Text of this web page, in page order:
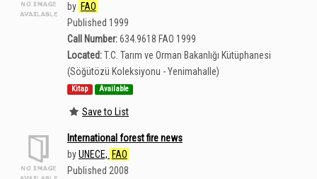
by FAO
Published 1999
Call Number:634.9618 FAO 1999
Located:T.C. Tarım ve Orman Bakanlığı Kütüphanesi
(Söğütözü Koleksiyonu - Yenimahalle)
Kitap Available
Save to List
International forest fire news
byUNECE, FAO
Published 2008